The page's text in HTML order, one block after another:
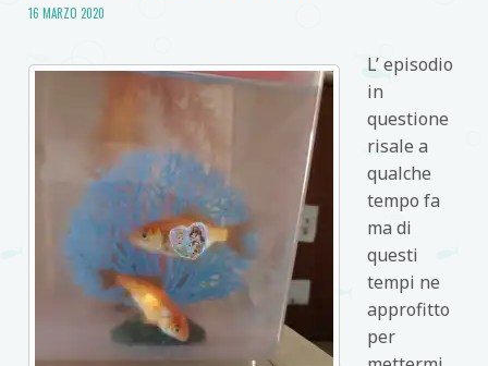
16 MARZO 2020
L’ episodio
in
questione
risale a
qualche
tempo fa
ma di
questi
tempi ne
approfitto
per